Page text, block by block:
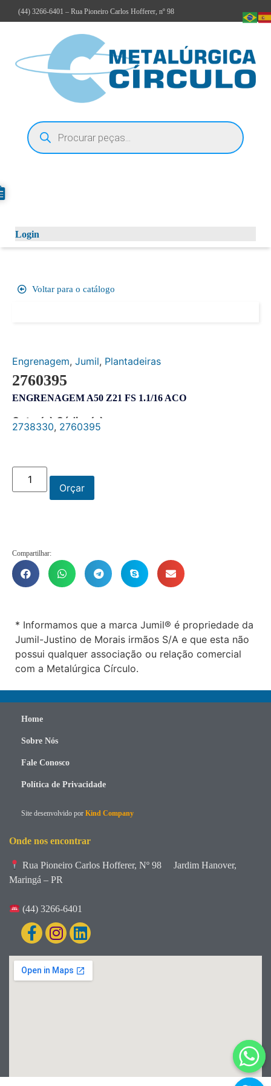
(44) 3266-6401 – Rua Pioneiro Carlos Hofferer, nº 98
Login
Voltar para o catálogo
Engrenagem, Jumil, Plantadeiras
2760395
ENGRENAGEM A50 Z21 FS 1.1/16 ACO
Outro(s) Código(s):
2738330, 2760395
Orçar
Compartilhar:
* Informamos que a marca Jumil® é propriedade da
Jumil-Justino de Morais irmãos S/A e que esta não
possui qualquer associação ou relação comercial
com a Metalúrgica Círculo.
Home
Sobre Nós
Fale Conosco
Política de Privacidade
Site desenvolvido por Kind Company
Onde nos encontrar
Rua Pioneiro Carlos Hofferer, Nº 98
Jardim Hanover,
Maringá – PR
(44) 3266-6401